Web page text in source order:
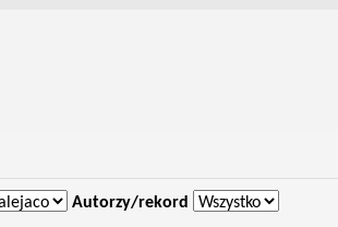
Autorzy/rekord